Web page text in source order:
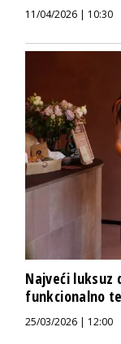
11/04/2026 | 10:30
Najveći luksuz
funkcionalno
25/03/2026 | 12:00